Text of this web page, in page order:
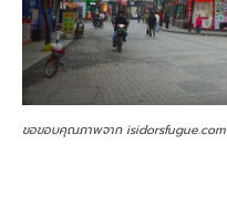
ขอขอบคุณภาพจาก isidorsfugue.com